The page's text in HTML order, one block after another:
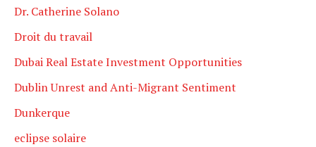
Dr. Catherine Solano
Droit du travail
Dubai Real Estate Investment Opportunities
Dublin Unrest and Anti-Migrant Sentiment
Dunkerque
eclipse solaire